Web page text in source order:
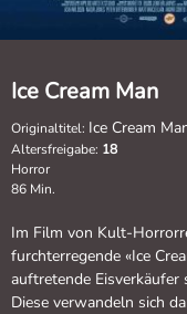
Ice Cream Man
Originaltitel: Ice Cream
Altersfreigabe: 18
Horror
86 Min.
Im Film von Kult-
furchterregende «Ice
auftretende Eisverkäufer
Diese verwandeln sich